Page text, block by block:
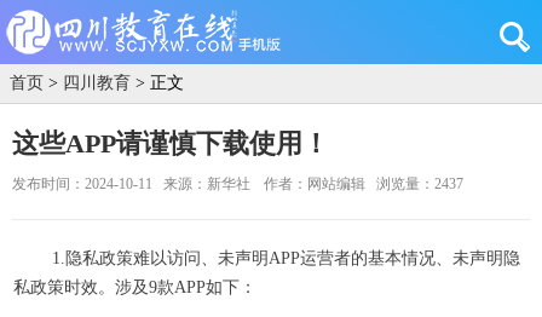
首页 > 四川教育 > 正文
这些APP请谨慎下载使用！
发布时间：2024-10-11 来源：新华社 作者：网站编辑 浏览量：2437
1.隐私政策难以访问、未声明APP运营者的基本情况、未声明隐
私政策时效。涉及9款APP如下：